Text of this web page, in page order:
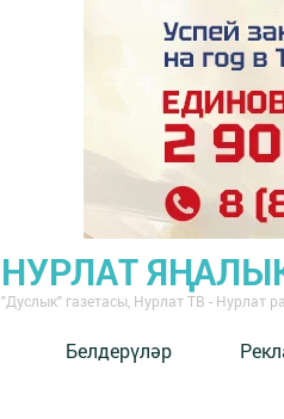
НУРЛАТ
"Дуслык" газетасы, Нурлат ТВ - Нурлат
Белдерүләр